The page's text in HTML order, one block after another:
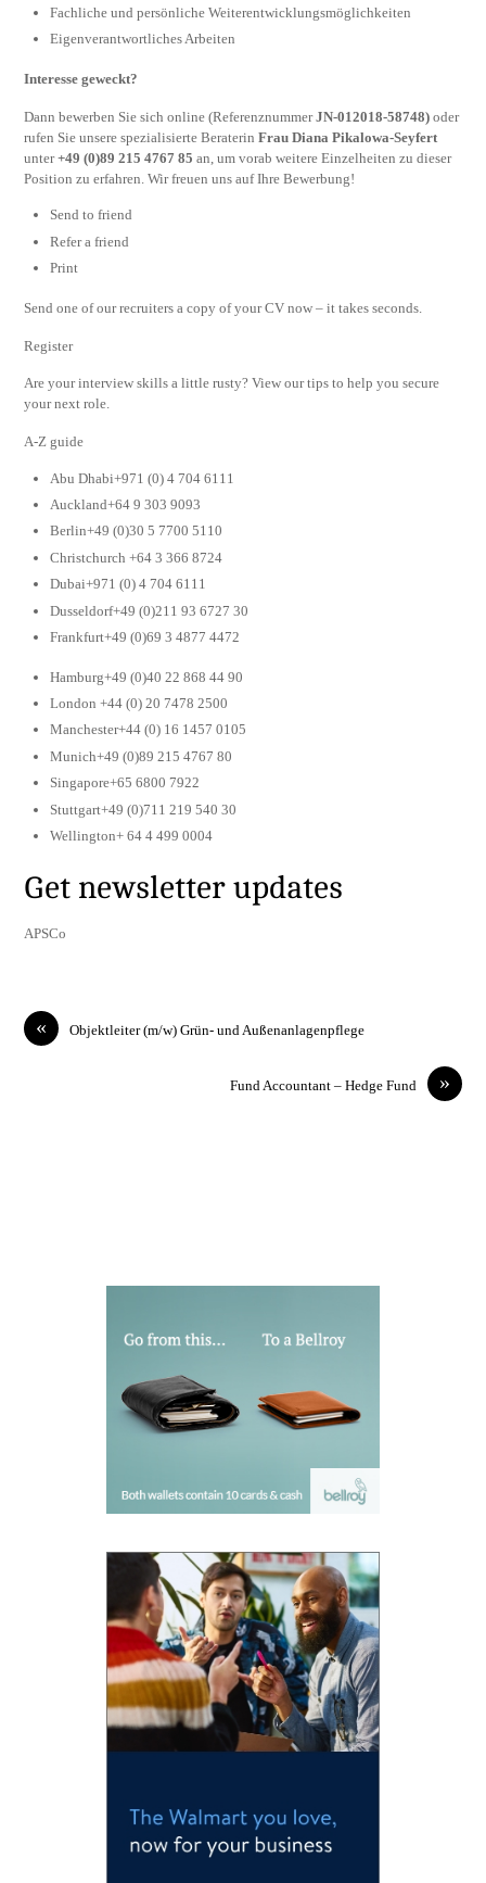
Fachliche und persönliche Weiterentwicklungsmöglichkeiten
Eigenverantwortliches Arbeiten
Interesse geweckt?
Dann bewerben Sie sich online (ReferenznummerJN-012018-58748) oder
rufen Sie unsere spezialisierte BeraterinFrau Diana Pikalowa-Seyfert
unter+49 (0)89 215 4767 85 an, um vorab weitere Einzelheiten zu dieser
Position zu erfahren. Wir freuen uns auf Ihre Bewerbung!
Send to friend
Refer a friend
Print
Send one of our recruiters a copy of your CV now – it takes seconds.
Register
Are your interview skills a little rusty? View our tips to help you secure
your next role.
A-Z guide
Abu Dhabi+971 (0) 4 704 6111
Auckland+64 9 303 9093
Berlin+49 (0)30 5 7700 5110
Christchurch +64 3 366 8724
Dubai+971 (0) 4 704 6111
Dusseldorf+49 (0)211 93 6727 30
Frankfurt+49 (0)69 3 4877 4472
Hamburg+49 (0)40 22 868 44 90
London +44 (0) 20 7478 2500
Manchester+44 (0) 16 1457 0105
Munich+49 (0)89 215 4767 80
Singapore+65 6800 7922
Stuttgart+49 (0)711 219 540 30
Wellington+ 64 4 499 0004
Get newsletter updates
APSCo
« Objektleiter (m/w) Grün- und Außenanlagenpflege
»
Fund Accountant – Hedge Fund